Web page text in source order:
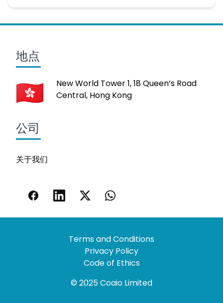
地点
New World Tower 1, 18 Queen’s Road
Central, Hong Kong
公司
关于我们
Terms and Conditions
Privacy Policy
Code of Ethics
© 2025 Coaio Limited